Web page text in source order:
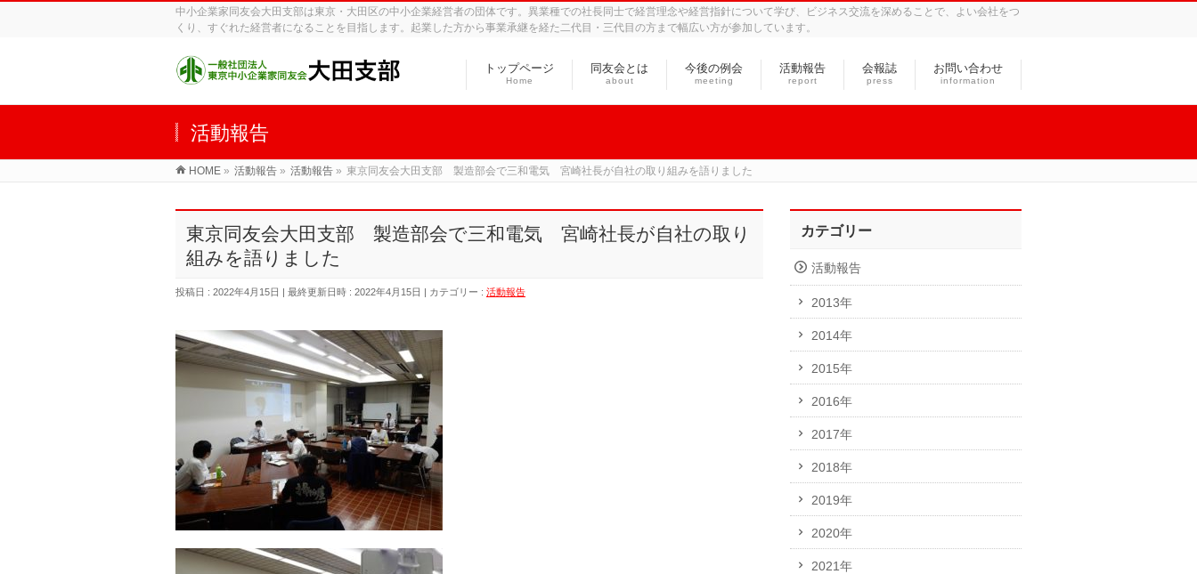
中小企業家同友会大田支部は東京・大田区の中小企業経営者の団体です。異業種での社長同士で経営理念や経営指針について学び、ビジネス交流を深めることで、よい会社をつ
くり、すぐれた経営者になることを目指します。起業した方から事業承継を経た二代目・三代目の方まで幅広い方が参加しています。
トップページ
Home
同友会とは
about
今後の例会
meeting
活動報告
report
会報誌
press
お問い合わせ
information
活動報告
HOME » 活動報告 » 活動報告 » 東京同友会大田支部 製造部会で三和電気 宮崎社長が自社の取り組みを語りました
東京同友会大田支部 製造部会で三和電気 宮崎社長が自社の取り
組みを語りました
投稿日 : 2022年4月15日 最終更新日時 : 2022年4月15日 カテゴリー : 活動報告
カテゴリー
活動報告
2013年
2014年
2015年
2016年
2017年
2018年
2019年
2020年
2021年